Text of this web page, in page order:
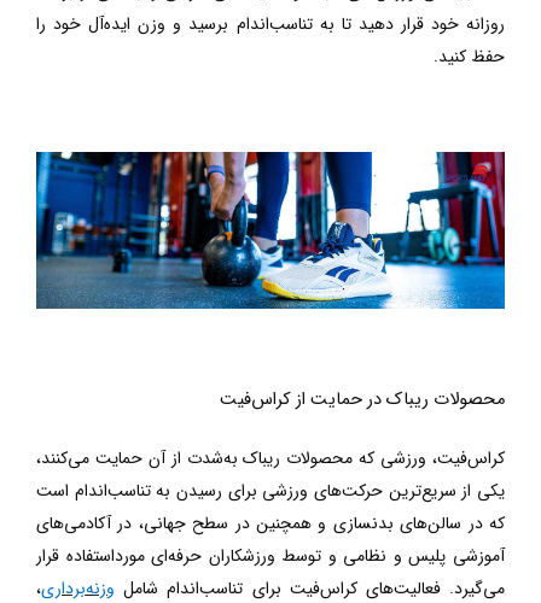
روزانه خود قرار دهید تا به تناسب‌اندام برسید و وزن ایده‌آل خود را
حفظ کنید.
محصولات ریباک در حمایت از کراس‌فیت
کراس‌فیت، ورزشی که محصولات ریباک به‌شدت از آن حمایت می‌کنند،
یکی از سریع‌ترین حرکت‌های ورزشی برای رسیدن به تناسب‌اندام است
که در سالن‌های بدنسازی و همچنین در سطح جهانی، در آکادمی‌های
آموزشی پلیس و نظامی و توسط ورزشکاران حرفه‌ای مورداستفاده قرار
می‌گیرد. فعالیت‌های کراس‌فیت برای تناسب‌اندام شامل وزنه‌برداری،